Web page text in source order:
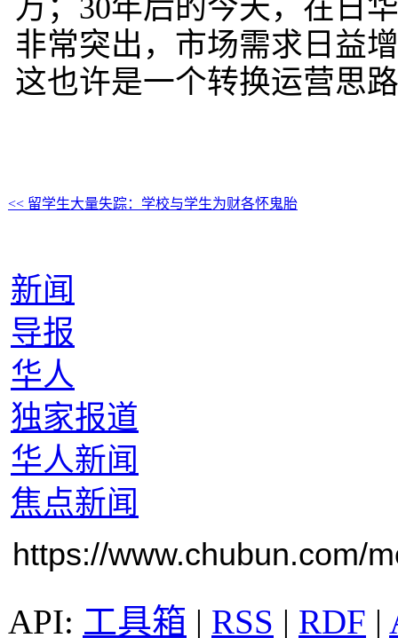
万；30年后的今天，在日
非常突出，市场需求日益
这也许是一个转换运营思
<< 留学生大量失踪：学校与学生为财各怀鬼胎
新闻
导报
华人
独家报道
华人新闻
焦点新闻
https://www.chubun.com/
工具箱 | RSS | RDF |